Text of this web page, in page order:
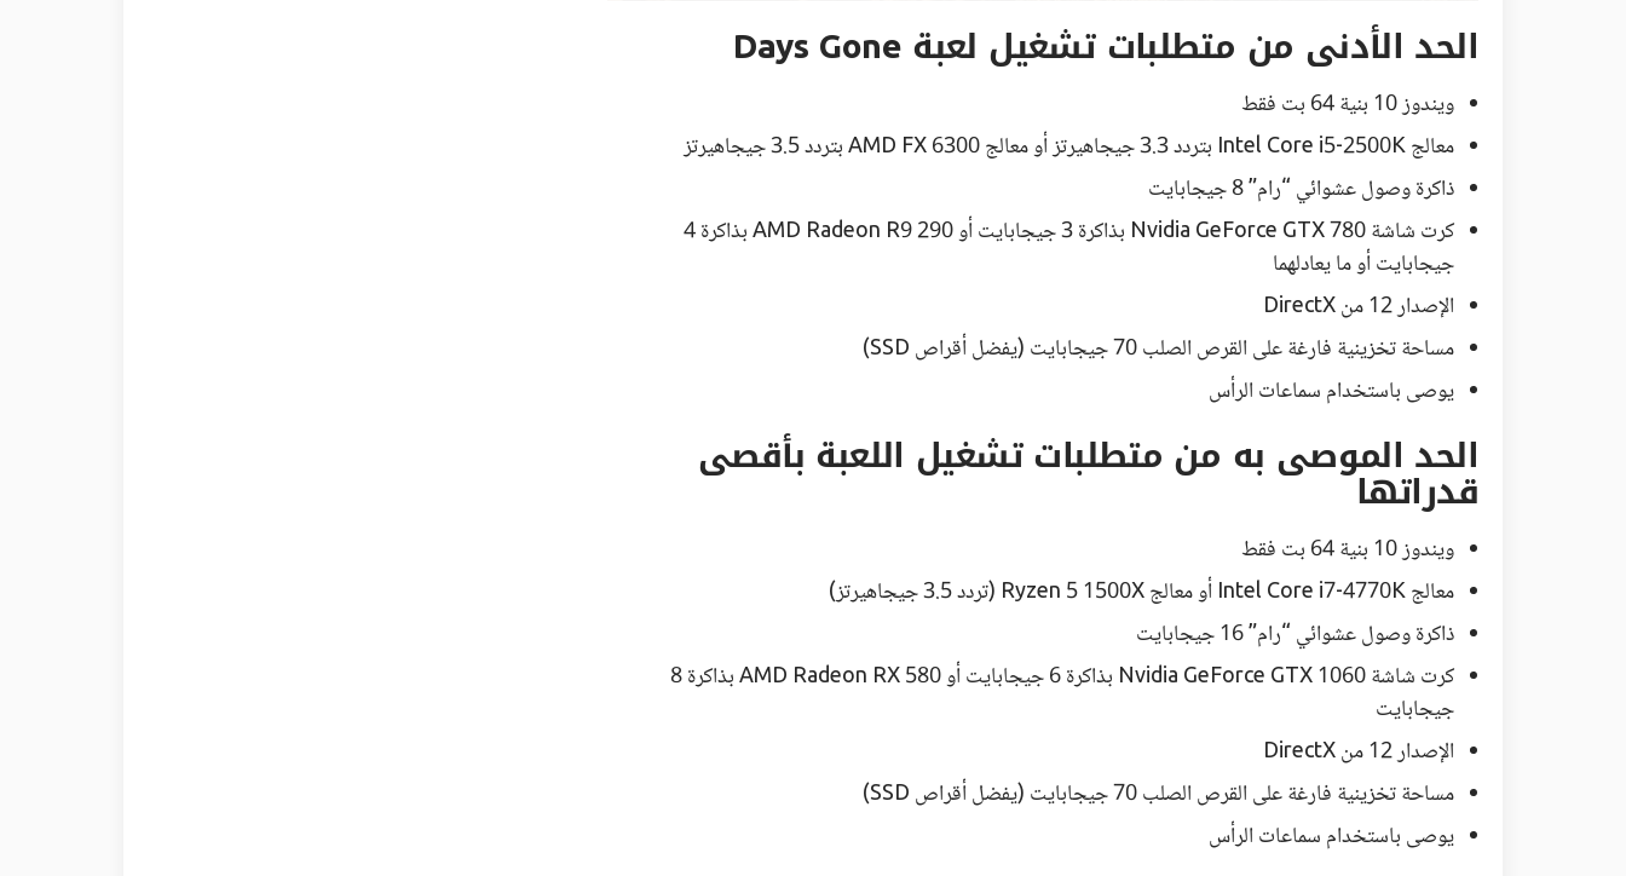
الحد الأدنى من متطلبات تشغيل لعبة Days Gone
ويندوز 10 بنية 64 بت فقط
معالج Intel Core i5-2500K بتردد 3.3 جيجاهيرتز أو معالج AMD FX 6300 بتردد 3.5 جيجاهيرتز
ذاكرة وصول عشوائي “رام” 8 جيجابايت
كرت شاشة Nvidia GeForce GTX 780 بذاكرة 3 جيجابايت أو AMD Radeon R9 290 بذاكرة 4
جيجابايت أو ما يعادلهما
الإصدار 12 من DirectX
مساحة تخزينية فارغة على القرص الصلب 70 جيجابايت (يفضل أقراص SSD)
يوصى باستخدام سماعات الرأس
الحد الموصى به من متطلبات تشغيل اللعبة بأقصى
قدراتها
ويندوز 10 بنية 64 بت فقط
معالج Intel Core i7-4770K أو معالج Ryzen 5 1500X (تردد 3.5 جيجاهيرتز)
ذاكرة وصول عشوائي “رام” 16 جيجابايت
كرت شاشة Nvidia GeForce GTX 1060 بذاكرة 6 جيجابايت أو AMD Radeon RX 580 بذاكرة 8
جيجابايت
الإصدار 12 من DirectX
مساحة تخزينية فارغة على القرص الصلب 70 جيجابايت (يفضل أقراص SSD)
يوصى باستخدام سماعات الرأس